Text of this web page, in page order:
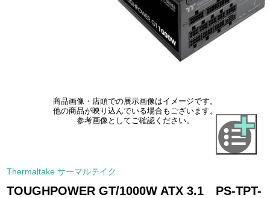
商品画像・店頭での展示画像はイメージです。
他の商品が映り込んでいる場合もございます。
参考画像としてご確認ください。
Thermaltake サーマルテイク
TOUGHPOWER GT/1000W ATX 3.1 PS-TPT-